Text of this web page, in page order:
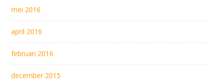
mei 2016
april 2016
februari 2016
december 2015